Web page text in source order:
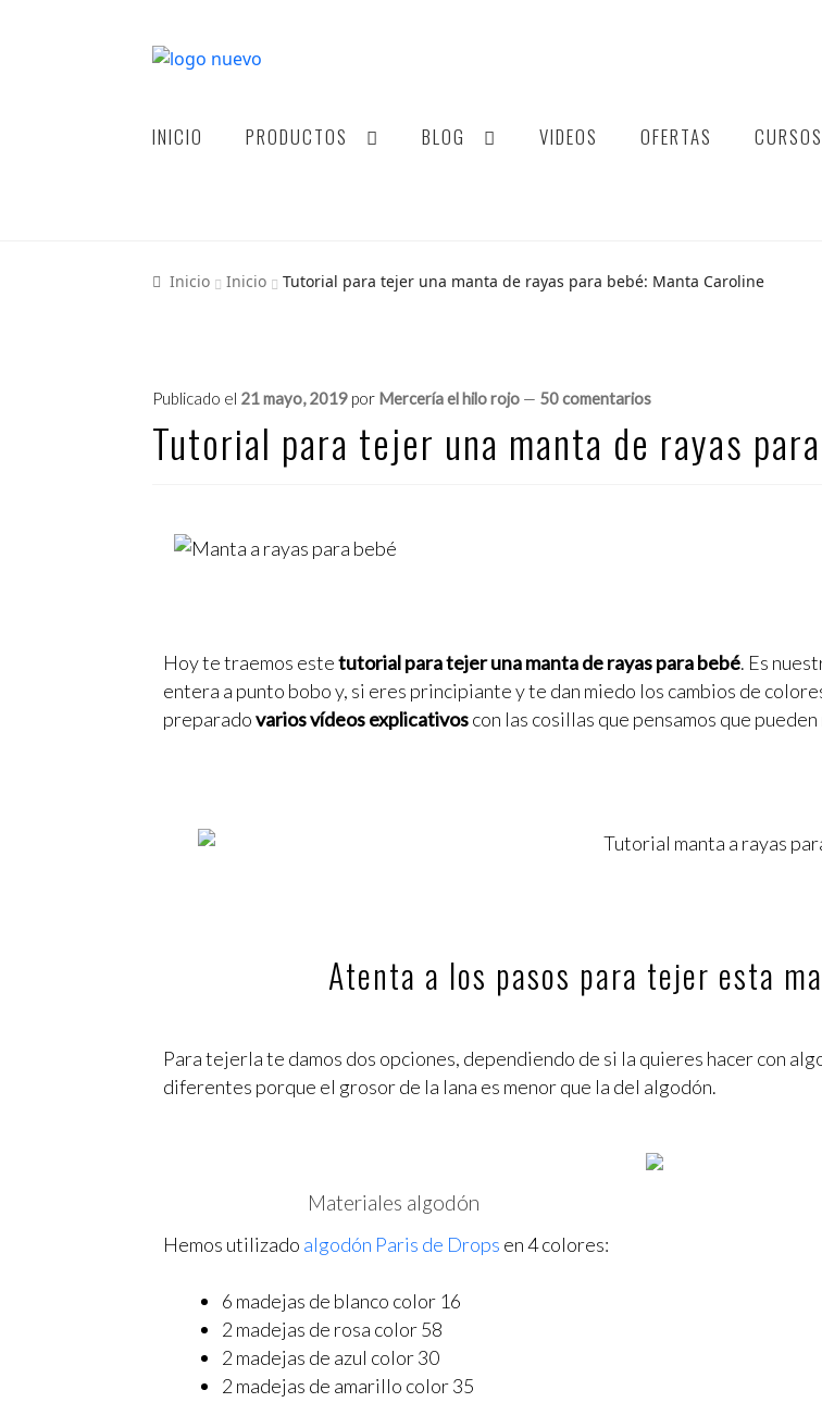
INICIO PRODUCTOS BLOG VIDEOS OFERTAS
Inicio Inicio Tutorial para tejer una manta de rayas para bebé: Manta Caroline
Publicado el 21 mayo, 2019 por Mercería el hilo rojo — 50 comentarios
Tutorial para tejer una manta de rayas
Hoy te traemos estetutorial para tejer una manta de rayas para bebé. Es
entera a punto bobo y, si eres principiante y te dan miedo los cambios de
preparadovarios vídeos explicativoscon las cosillas que pensamos que
Atenta a los pasos para tejer esta
Para tejerla te damos dos opciones, dependiendo de si la quieres hacer con
diferentes porque el grosor de la lana es menor que la del algodón.
Materiales algodón
Hemos utilizado algodón Paris de Drops en 4 colores:
6 madejas de blanco color 16
2 madejas de rosa color 58
2 madejas de azul color 30
2 madejas de amarillo color 35